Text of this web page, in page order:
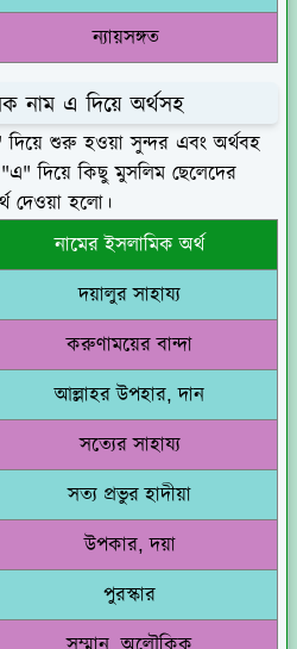
ন্যায়সঙ্গত
নাম এ দিয়ে অর্থসহ
শুরু হওয়া সুন্দর এবং অর্থবহ
দিয়ে কিছু মুসলিম ছেলেদের
দেওয়া হলো।
নামের ইসলামিক অর্থ
দয়ালুর সাহায্য
করুণাময়ের বান্দা
আল্লাহর উপহার, দান
সত্যের সাহায্য
সত্য প্রভুর হাদীয়া
উপকার, দয়া
পুরস্কার